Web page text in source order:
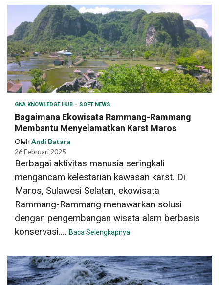
GNA KNOWLEDGE HUB SOFT NEWS
Bagaimana Ekowisata Rammang-Rammang
Membantu Menyelamatkan Karst Maros
Oleh Andi Batara
26 Februari 2025
Berbagai aktivitas manusia seringkali
mengancam kelestarian kawasan karst. Di
Maros, Sulawesi Selatan, ekowisata
Rammang-Rammang menawarkan solusi
dengan pengembangan wisata alam berbasis
konservasi.... Baca Selengkapnya